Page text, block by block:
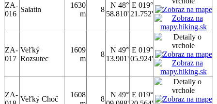
ZA-
016
Salatin
1630
m
8
N 48°
58.810'
E 019°
21.752'
ZA-
017
Veľký
Rozsutec
1609
m
8
N 49°
13.901'
E 019°
05.924'
ZA-
Veľký Choč
1608
8
N 49° E 019°